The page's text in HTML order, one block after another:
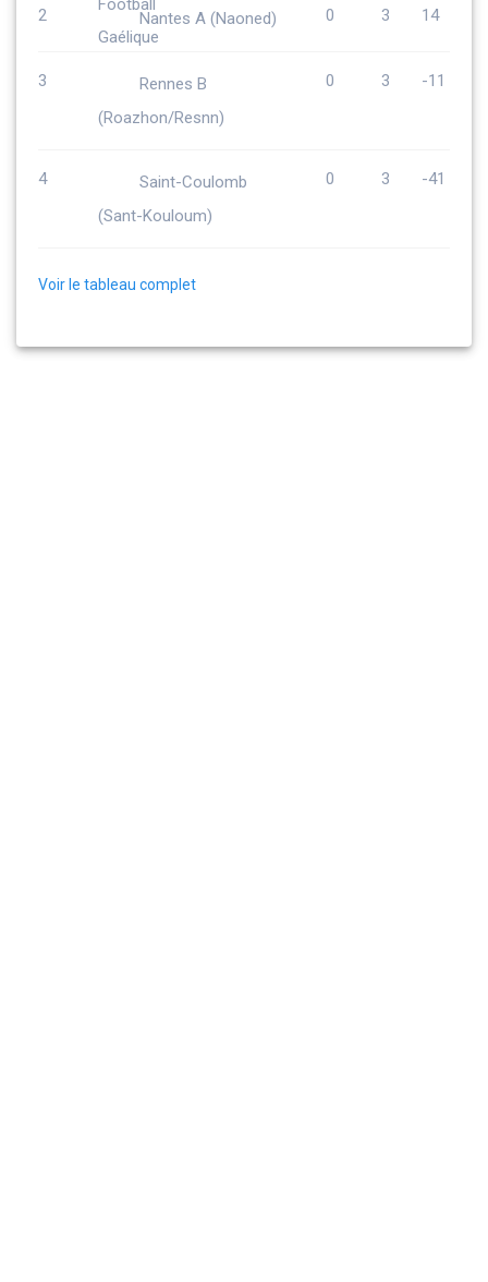
2 Nantes A (Naoned) 0 3 14
3
Rennes B
(Roazhon/Resnn)
0 3 -11
4
Saint-Coulomb
(Sant-Kouloum)
0 3 -41
Voir le tableau complet